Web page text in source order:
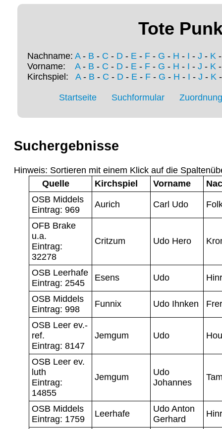
Tote
Nachname: A- B - C - D - E - F - G - H - I - J - K
Vorname: A- B - C - D - E - F - G - H - I - J - K
Kirchspiel: A- B - C - D- E- F- G - H - I - J - K
Startseite Suchformular
Suchergebnisse
Hinweis: Sortieren mit einem Klick auf die
Quelle
Kirchspiel Vorname
OSB Middels
Eintrag: 969
Aurich Carl Udo
OFB Brake
u.a.
Eintrag:
32278
Critzum Udo Hero
OSB Leerhafe
Eintrag: 2545
Esens Udo
OSB Middels
Eintrag: 998
Funnix Udo Ihnken
OSB Leer ev.-
ref.
Eintrag: 8147
Jemgum Udo
OSB Leer ev.
luth
Eintrag:
14855
Jemgum
Udo
Johannes
OSB Middels
Eintrag: 1759
Leerhafe
Udo Anton
Gerhard